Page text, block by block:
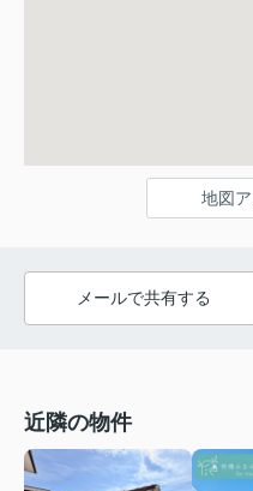
地図
メールで共有する
近隣の物件